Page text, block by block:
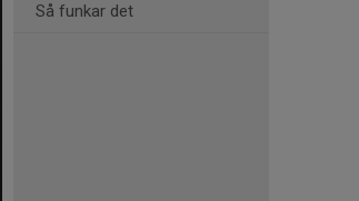
Så funkar det